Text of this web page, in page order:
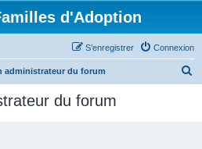
d'Adoption
Connexion
S’enregistrer
administrateur du forum
du forum